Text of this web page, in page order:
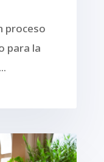
proceso
para la